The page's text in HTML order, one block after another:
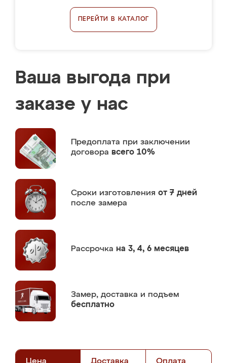
ПЕРЕЙТИ В КАТАЛОГ
Ваша выгода при
заказе у нас
Предоплата при заключении
договора всего 10%
Сроки изготовления от 7 дней
после замера
Рассрочка на 3, 4, 6 месяцев
Замер, доставка и подъем
бесплатно